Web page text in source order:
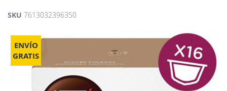
ENVÍO
GRATIS
SKU 7613032396350
Saltar
final
de